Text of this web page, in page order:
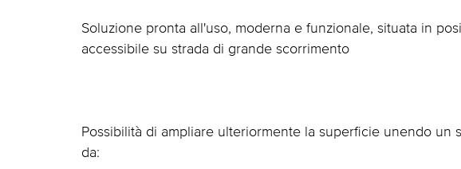
Soluzione pronta all'uso, moderna e funzionale, situata in
accessibile su strada di grande scorrimento
Possibilità di ampliare ulteriormente la superficie unendo un
da: